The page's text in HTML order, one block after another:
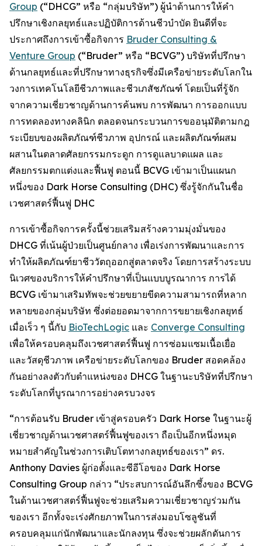
Group (“DHCG” หรือ “กลุ่มบริษัท”) ผู้นำด้านการให้คำ
ปรึกษาเชิงกลยุทธ์และปฏิบัติการด้านชีวบำบัด ยินดีที่จะ
ประกาศถึงการเข้าซื้อกิจการ Bruder Consulting &
Venture Group (“Bruder” หรือ “BCVG”) บริษัทที่ปรึกษา
ด้านกลยุทธ์และที่ปรึกษาทางธุรกิจซึ่งมีเครือข่ายระดับโลกใน
วงการเทคโนโลยีชีวภาพและชีวเภสัชภัณฑ์ โดยเป็นที่รู้จัก
จากความเชี่ยวชาญด้านการค้นพบ การพัฒนา การออกแบบ
การทดลองทางคลินิก ตลอดจนกระบวนการขออนุมัติตามกฎ
ระเบียบของผลิตภัณฑ์ชีวภาพ อุปกรณ์ และผลิตภัณฑ์ผสม
ผสานในตลาดศัลยกรรมกระดูก การดูแลบาดแผล และ
ศัลยกรรมตกแต่งและฟื้นฟู ตอนนี้ BCVG เข้ามาเป็นแผนก
หนึ่งของ Dark Horse Consulting (DHC) ซึ่งรู้จักกันในชื่อ
เวชศาสตร์ฟื้นฟู DHC
การเข้าซื้อกิจการครั้งนี้ช่วยเสริมสร้างความมุ่งมั่นของ
DHCG ที่เน้นผู้ป่วยเป็นศูนย์กลาง เพื่อเร่งการพัฒนาและการ
ทำให้ผลิตภัณฑ์ยาชีววัตถุออกสู่ตลาดจริง โดยการสร้างระบบ
นิเวศของบริการให้คำปรึกษาที่เป็นแบบบูรณาการ การได้
BCVG เข้ามาเสริมทัพจะช่วยขยายขีดความสามารถที่หลาก
หลายของกลุ่มบริษัท ซึ่งต่อยอดมาจากการขยายเชิงกลยุทธ์
เมื่อเร็ว ๆ นี้กับ BioTechLogic และ Converge Consulting
เพื่อให้ครอบคลุมถึงเวชศาสตร์ฟื้นฟู การซ่อมแซมเนื้อเยื่อ
และวัสดุชีวภาพ เครือข่ายระดับโลกของ Bruder สอดคล้อง
กันอย่างลงตัวกับตำแหน่งของ DHCG ในฐานะบริษัทที่ปรึกษา
ระดับโลกที่บูรณาการอย่างครบวงจร
“การต้อนรับ Bruder เข้าสู่ครอบครัว Dark Horse ในฐานะผู้
เชี่ยวชาญด้านเวชศาสตร์ฟื้นฟูของเรา ถือเป็นอีกหนึ่งหมุด
หมายสำคัญในช่วงการเติบโตทางกลยุทธ์ของเรา” ดร.
Anthony Davies ผู้ก่อตั้งและซีอีโอของ Dark Horse
Consulting Group กล่าว “ประสบการณ์อันลึกซึ้งของ BCVG
ในด้านเวชศาสตร์ฟื้นฟูจะช่วยเสริมความเชี่ยวชาญร่วมกัน
ของเรา อีกทั้งจะเร่งศักยภาพในการส่งมอบโซลูชันที่
ครอบคลุมแก่นักพัฒนาและนักลงทุน ซึ่งจะช่วยผลักดันการ